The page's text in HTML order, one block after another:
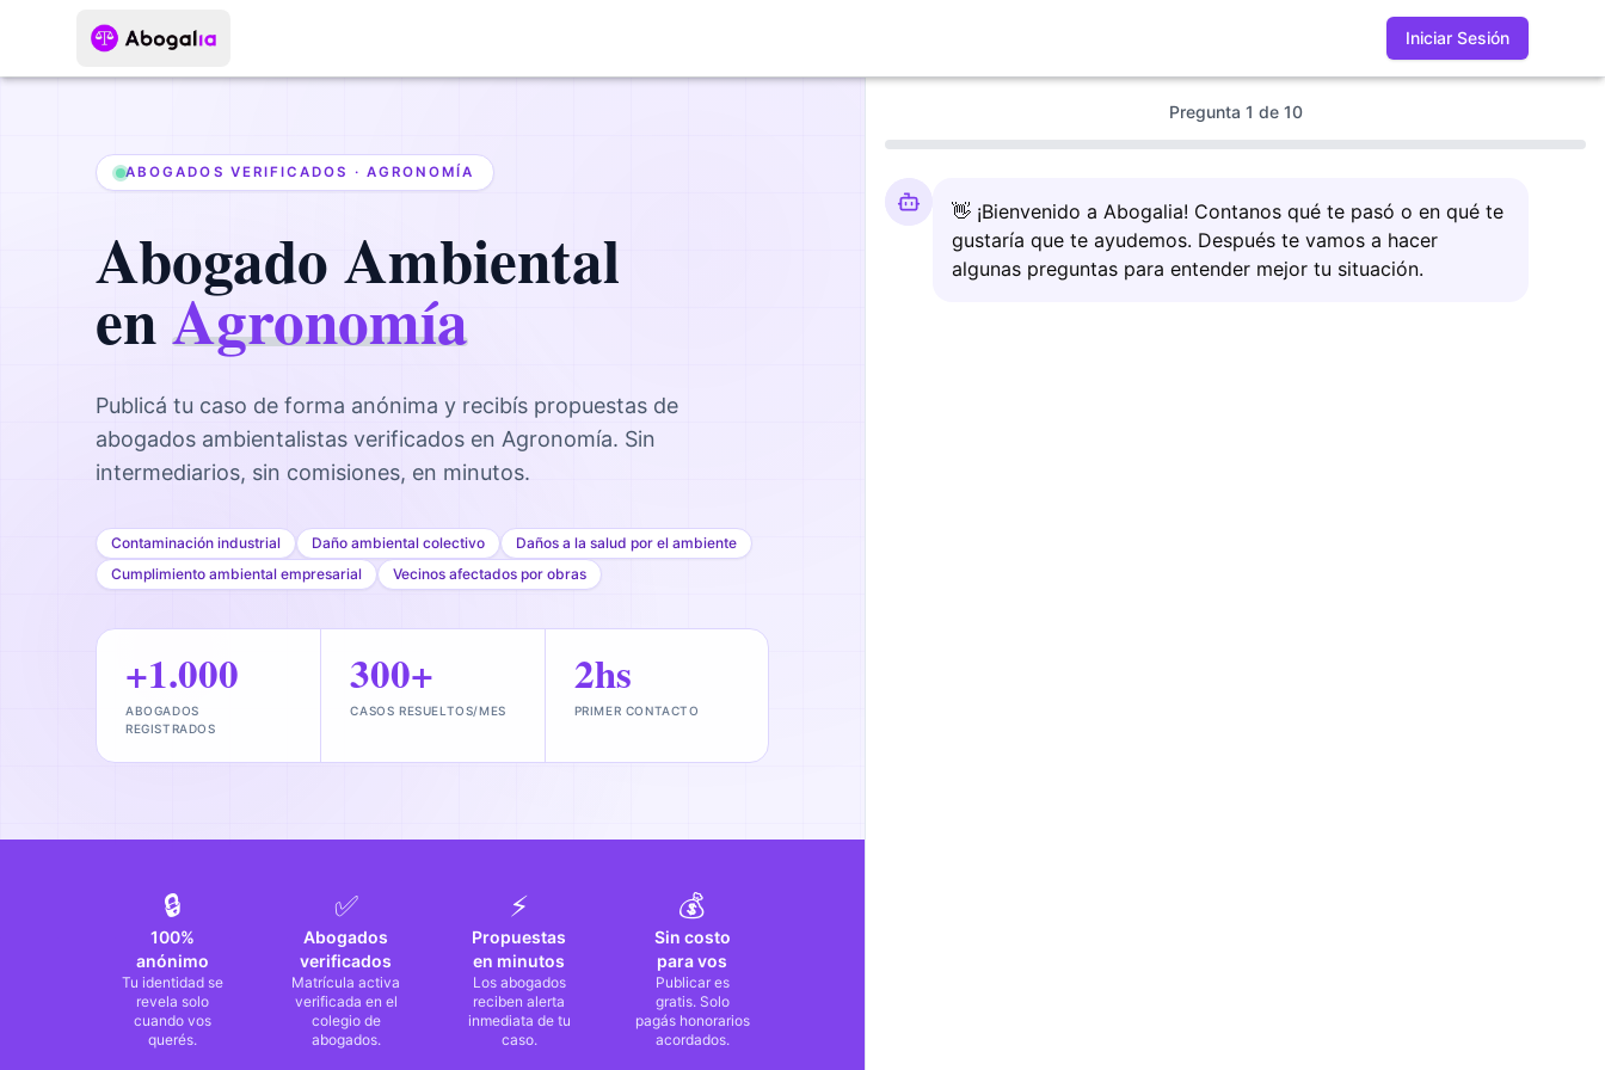
Iniciar Sesión
ABOGADOS VERIFICADOS · AGRONOMÍA
AbogadoAmbiental
enAgronomía
Publicá tu caso de forma anónima y recibís propuestas de
abogados ambientalistas verificados en Agronomía. Sin
intermediarios, sin comisiones, en minutos.
Contaminación industrial Daño ambiental colectivo
Daños a la salud por el ambiente
Cumplimiento ambiental empresarial
Vecinos afectados por obras
+1.000
ABOGADOS
REGISTRADOS
300+
CASOS RESUELTOS/MES
2hs
PRIMER CONTACTO
🔒
100%
anónimo
Tu identidad se
revela solo
cuando vos
querés.
✅
Abogados
verificados
Matrícula activa
verificada en el
colegio de
abogados.
⚡
Propuestas
en minutos
Los abogados
reciben alerta
inmediata de tu
caso.
💰
Sin costo
para vos
Publicar es
gratis. Solo
pagás honorarios
acordados.
Pregunta 1 de 10
👋 ¡Bienvenido a Abogalia! Contanos qué te pasó o en qué te
gustaría que te ayudemos. Después te vamos a hacer
algunas preguntas para entender mejor tu situación.